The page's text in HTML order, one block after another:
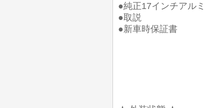
●純正17インチアルミ
●取説
●新車時保証書